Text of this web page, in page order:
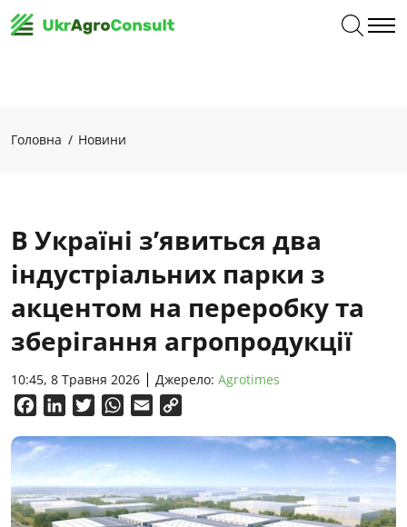
Головна Новини
В Україні з’явиться два
індустріальних парки з
акцентом на переробку та
зберігання агропродукції
10:45, 8 Травня 2026 Джерело: Аgrotimes
FacebookLinkedInTwitterWhatsApp
Email